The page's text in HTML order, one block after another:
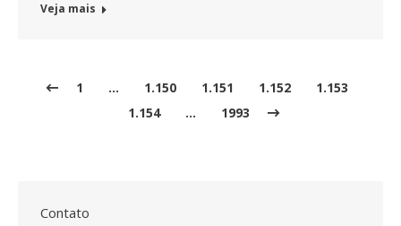
Veja mais
1 … 1.150 1.151 1.152
1.153
1.154
… 1993
Contato